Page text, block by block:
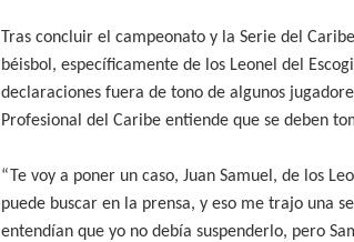
Tras concluir el campeonato y la Serie del
béisbol, específicamente de los Leonel del
declaraciones fuera de tono de algunos
Profesional del Caribe entiende que se deben
“Te voy a poner un caso, Juan Samuel, de los
puede buscar en la prensa, y eso me trajo una
entendían que yo no debía suspenderlo, pero